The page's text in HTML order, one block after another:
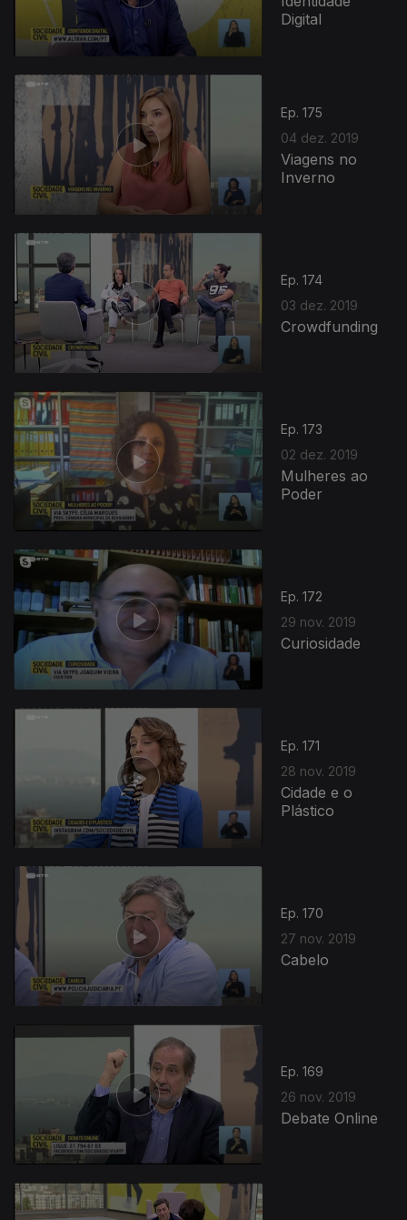
Digital
Ep. 175
04 dez. 2019
Viagens no
Inverno
Ep. 174
03 dez. 2019
Crowdfunding
Ep. 173
02 dez. 2019
Mulheres ao
Poder
Ep. 172
29 nov. 2019
Curiosidade
Ep. 171
28 nov. 2019
Cidade e o
Plástico
Ep. 170
27 nov. 2019
Cabelo
Ep. 169
26 nov. 2019
Debate Online